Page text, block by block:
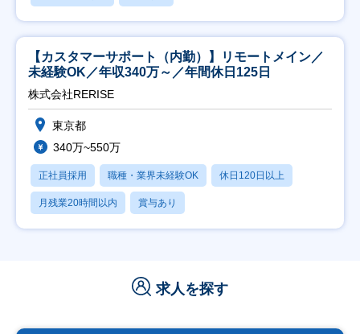
【カスタマーサポート（内勤）】リモートメイン／
未経験OK／年収340万～／年間休日125日
株式会社RERISE
東京都
340万~550万
正社員採用 職種・業界未経験OK 休日120日以上
月残業20時間以内 賞与あり
求人を探す